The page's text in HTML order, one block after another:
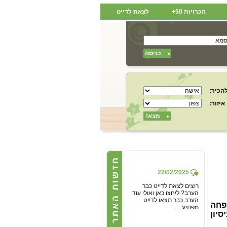
הכרויות 50+ לצאת לדייט
כניסה
איזור:
מצא!
הערב? ליחצו כאן ואולי עוד
הערב כבר תצאו לדייט
מפתיע...